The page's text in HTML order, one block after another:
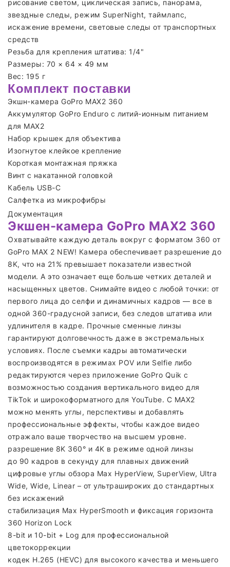
рисование светом, циклическая запись, панорама,
звездные следы, режим SuperNight, таймлапс,
искажение времени, световые следы от транспортных
средств
Резьба для крепления штатива: 1/4"
Размеры: 70 × 64 × 49 мм
Вес: 195 г
Комплект поставки
Экшн-камера GoPro MAX2 360
Аккумулятор GoPro Enduro с литий-ионным питанием
для MAX2
Набор крышек для объектива
Изогнутое клейкое крепление
Короткая монтажная пряжка
Винт с накатанной головкой
Кабель USB-C
Салфетка из микрофибры
Документация
Экшен-камера GoPro MAX2 360
Охватывайте каждую деталь вокруг с форматом 360 от
GoPro MAX 2 NEW! Камера обеспечивает разрешение до
8K, что на 21% превышает показатели известной
модели. А это означает еще больше четких деталей и
насыщенных цветов. Снимайте видео с любой точки: от
первого лица до селфи и динамичных кадров — все в
одной 360-градусной записи, без следов штатива или
удлинителя в кадре. Прочные сменные линзы
гарантируют долговечность даже в экстремальных
условиях. После съемки кадры автоматически
воспроизводятся в режимах POV или Selfie либо
редактируются через приложение GoPro Quik с
возможностью создания вертикального видео для
TikTok и широкоформатного для YouTube. С MAX2
можно менять углы, перспективы и добавлять
профессиональные эффекты, чтобы каждое видео
отражало ваше творчество на высшем уровне.
разрешение 8K 360° и 4K в режиме одной линзы
до 90 кадров в секунду для плавных движений
цифровые углы обзора Max HyperView, SuperView, Ultra
Wide, Wide, Linear – от ультрашироких до стандартных
без искажений
стабилизация Max HyperSmooth и фиксация горизонта
360 Horizon Lock
8-bit и 10-bit + Log для профессиональной
цветокоррекции
кодек H.265 (HEVC) для высокого качества и меньшего